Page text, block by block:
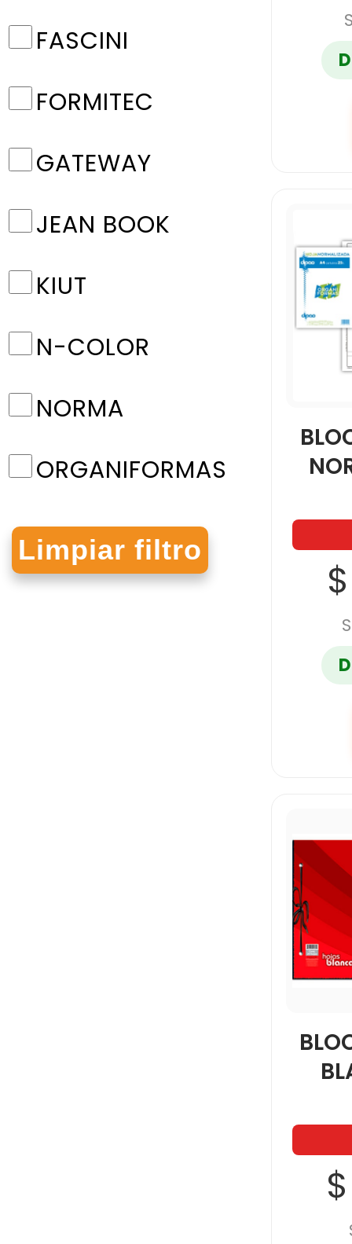
FASCINI
FORMITEC
GATEWAY
JEAN BOOK
KIUT
N-COLOR
NORMA
ORGANIFORMAS
PRINTAFORM
RODIN